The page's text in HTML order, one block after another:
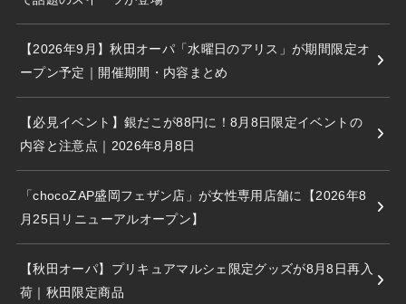
【2026年9月】秋田オーパ「水曜日のアリス」が期間限定オ
ープン予定｜開催期間・内容まとめ
【必見イベント】銀だこが88円に！8月8日限定イベントの
内容と注意点｜2026年8月8日
「chocoZAP盛岡フェザン店」が女性専用店舗に【2026年8
月25日リニューアルオープン】
【秋田オーパ】プリキュアマルシェ限定グッズが8月8日再入
荷｜秋田限定商品